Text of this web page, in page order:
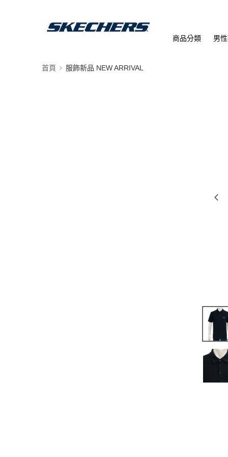
商品分類 男
首頁 服飾新品 NEW ARRIVAL